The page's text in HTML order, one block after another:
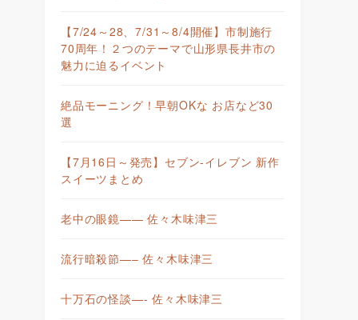
【7/24～28、7/31～8/4開催】市制施行
70周年！２つのテーマで山形県長井市の
魅力に迫るイベント
絶品モーニング！早朝OKな お店など30
選
【7月16日～発売】セブン-イレブン 新作
スイーツまとめ
老中の眼鏡—— 佐々木味津三
流行暗殺節—– 佐々木味津三
十万石の怪談—- 佐々木味津三